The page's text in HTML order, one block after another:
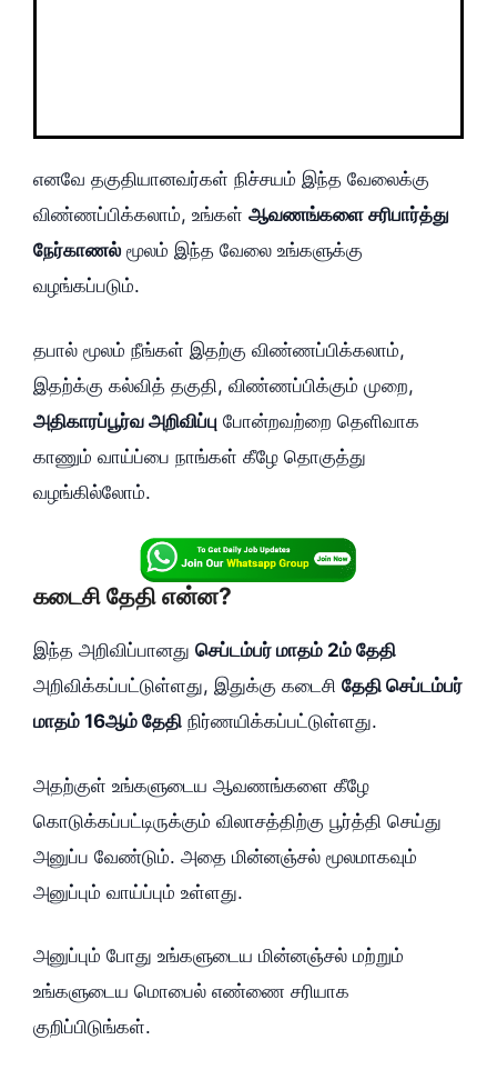
எனவே தகுதியானவர்கள் நிச்சயம் இந்த வேலைக்கு
விண்ணப்பிக்கலாம், உங்கள் ஆவணங்களை சரிபார்த்து
நேர்காணல் மூலம் இந்த வேலை உங்களுக்கு
வழங்கப்படும்.
தபால் மூலம் நீங்கள் இதற்கு விண்ணப்பிக்கலாம்,
இதற்க்கு கல்வித் தகுதி, விண்ணப்பிக்கும் முறை,
அதிகாரப்பூர்வ அறிவிப்பு போன்றவற்றை தெளிவாக
காணும் வாய்ப்பை நாங்கள் கீழே தொகுத்து
வழங்கில்லோம்.
கடைசி தேதி என்ன?
இந்த அறிவிப்பானது செப்டம்பர் மாதம் 2ம் தேதி
அறிவிக்கப்பட்டுள்ளது, இதுக்கு கடைசி தேதி செப்டம்பர்
மாதம் 16ஆம் தேதி நிர்ணயிக்கப்பட்டுள்ளது.
அதற்குள் உங்களுடைய ஆவணங்களை கீழே
கொடுக்கப்பட்டிருக்கும் விலாசத்திற்கு பூர்த்தி செய்து
அனுப்ப வேண்டும். அதை மின்னஞ்சல் மூலமாகவும்
அனுப்பும் வாய்ப்பும் உள்ளது.
அனுப்பும் போது உங்களுடைய மின்னஞ்சல் மற்றும்
உங்களுடைய மொபைல் எண்ணை சரியாக
குறிப்பிடுங்கள்.